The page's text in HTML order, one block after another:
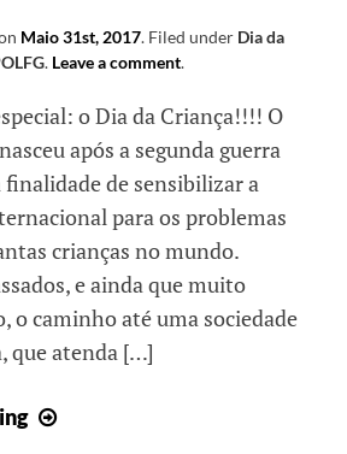
Maio 31st, 2017. Filed under Dia da
. Leave a comment.
o Dia da Criança!!!! O
após a segunda guerra
de sensibilizar a
para os problemas
crianças no mundo.
e ainda que muito
o caminho até uma sociedade
que atenda […]